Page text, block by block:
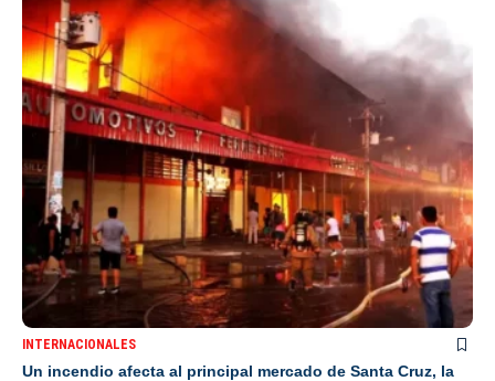
INTERNACIONALES
Un incendio afecta al principal mercado de Santa Cruz, la